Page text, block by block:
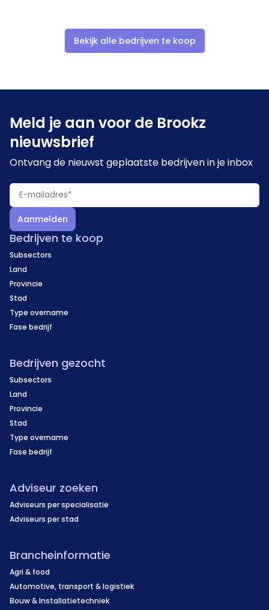
Bekijk alle bedrijven te koop
Meld je aan voor de Brookz
nieuwsbrief
Ontvang de nieuwst geplaatste bedrijven in je inbox
Aanmelden
Bedrijven te koop
Subsectors
Land
Provincie
Stad
Type overname
Fase bedrijf
Bedrijven gezocht
Subsectors
Land
Provincie
Stad
Type overname
Fase bedrijf
Adviseur zoeken
Adviseurs per specialisatie
Adviseurs per stad
Brancheinformatie
Agri & food
Automotive, transport & logistiek
Bouw & Installatietechniek